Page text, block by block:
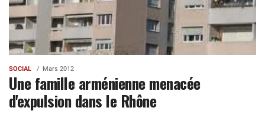
SOCIAL Mars 2012
Une famille arménienne menacée
d'expulsion dans le Rhône